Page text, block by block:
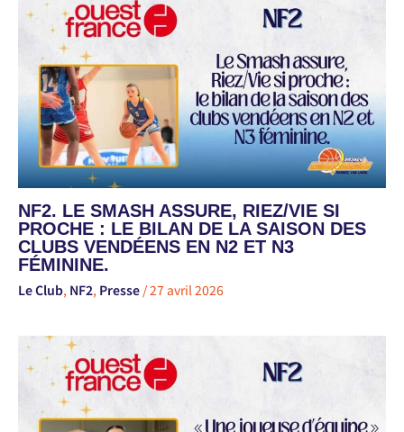
NF2. LE SMASH ASSURE, RIEZ/VIE SI
PROCHE : LE BILAN DE LA SAISON DES
CLUBS VENDÉENS EN N2 ET N3
FÉMININE.
Le Club, NF2, Presse /27 avril 2026